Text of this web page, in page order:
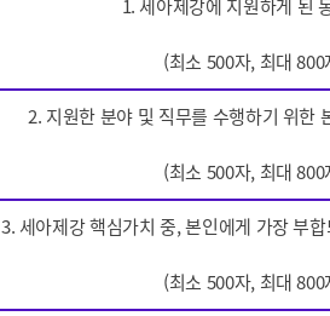
1. 세아제강에 지원하게 된
(최소 500자, 최대
2. 지원한 분야 및 직무를 수행하기 위한
(최소 500자, 최대
3. 세아제강 핵심가치 중, 본인에게 가장 부
(최소 500자, 최대